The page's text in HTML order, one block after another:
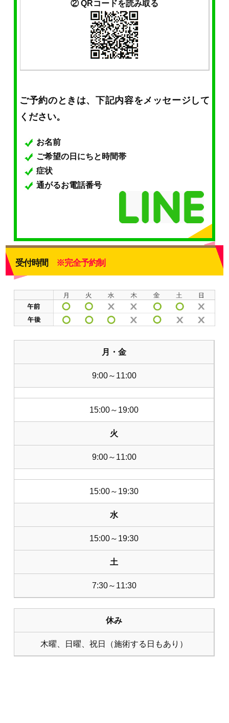
② QRコードを読み取る
ご予約のときは、下記内容をメッセージして
ください。
お名前
ご希望の日にちと時間帯
症状
通がるお電話番号
受付時間 ※完全予約制
月・金
9:00～11:00
15:00～19:00
火
9:00～11:00
15:00～19:30
水
15:00～19:30
土
7:30～11:30
休み
木曜、日曜、祝日（施術する日もあり）